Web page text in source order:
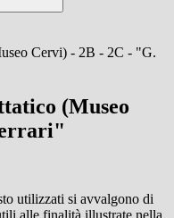
Cervi) - 2B - 2C - "G.
(Museo
utilizzati si avvalgono di